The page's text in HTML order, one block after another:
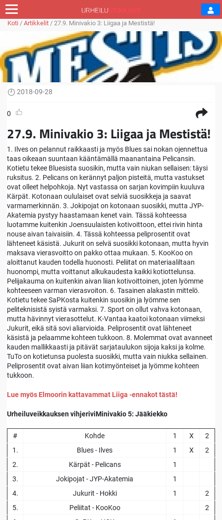
Koti / Artikkelit / 27.9. Minivakio 3: Liigaa ja Mestistä!
2018-09-28
0
27.9. Minivakio 3: Liigaa ja Mestistä!
1. Ilves on pelannut raikkaasti ja myös Blues sai nokan ojennettua
taas oikeaan suuntaan kääntämällä maanantaina Pelicansin.
Kotietu tekee Bluesista suosikin, mutta vain niukan sellaisen: täysi
ruksitus. 2. Pelicans on kerännyt paljon pisteitä, mutta vastukset
ovat olleet helpohkoja. Nyt vastassa on sarjan kovimpiin kuuluva
Kärpät. Kotonaan oululaiset ovat selviä suosikkeja ja saavat
varmamerkinnän. 3. Jokipojat on kotonaan suosikki, mutta JYP-
Akatemia pystyy haastamaan kenet vain. Tässä kohteessa
luotamme kuitenkin Joensuulaisten kotivoittoon, ettei rivin hinta
nouse aivan taivaisiin. 4. Tässä kohteessa peliprosentit ovat
lähteneet käsistä. Jukurit on selvä suosikki kotonaan, mutta hyvin
maksava vierasvoitto on pakko ottaa mukaan. 5. KooKoo on
aloittanut kauden todella huonosti. Peliitat on materiaaliltaan
huonompi, mutta voittanut alkukaudesta kaikki kotiottelunsa.
Pelijakauma on kuitenkin aivan liian kotivoittoinen, joten lyömme
kohteeseen varman vierasvoiton. 6. Tasainen alakastin mittelö.
Kotietu tekee SaPKosta kuitenkin suosikin ja lyömme sen
peliteknisistä syistä varmaksi. 7. Sport on ollut vahva kotonaan,
mutta hävinnyt vierasottelut. K-Vantaa kaatoi kotonaan viimeksi
Jukurit, eikä sitä sovi aliarvioida. Peliprosentit ovat lähteneet
käsistä ja pelaamme kohteen tukkoon. 8. Molemmat ovat avanneet
kauden mallikkaasti ja pitävät sarjataulukon sijoja kaksi ja kolme.
TuTo on kotietunsa puolesta suosikki, mutta vain niukka sellainen.
Peliprosentit ovat aivan liian kotimyönteiset ja lyömme kohteen
tukkoon.
Lue myös Elmoorin kattavammat Liiga -ennakot tästä!
Urheiluveikkauksen vihjeriviMinivakio 5: Jääkiekko
# Kohde 1 X
2
1.
Blues - Ilves 1 X
2
2.
Kärpät - Pelicans
1
3.
Jokipojat - JYP-Akatemia
1
4.
Jukurit - Hokki 1
2
5.
Peliitat - KooKoo
2